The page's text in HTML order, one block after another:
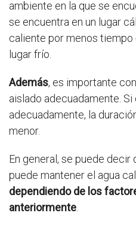
ambiente en la que se
se encuentra en un lugar
caliente por menos tiempo
lugar frío.
Además, es importante
aislado adecuadamente.
adecuadamente, la
menor.
En general, se puede
puede mantener el agua
dependiendo de los
anteriormente